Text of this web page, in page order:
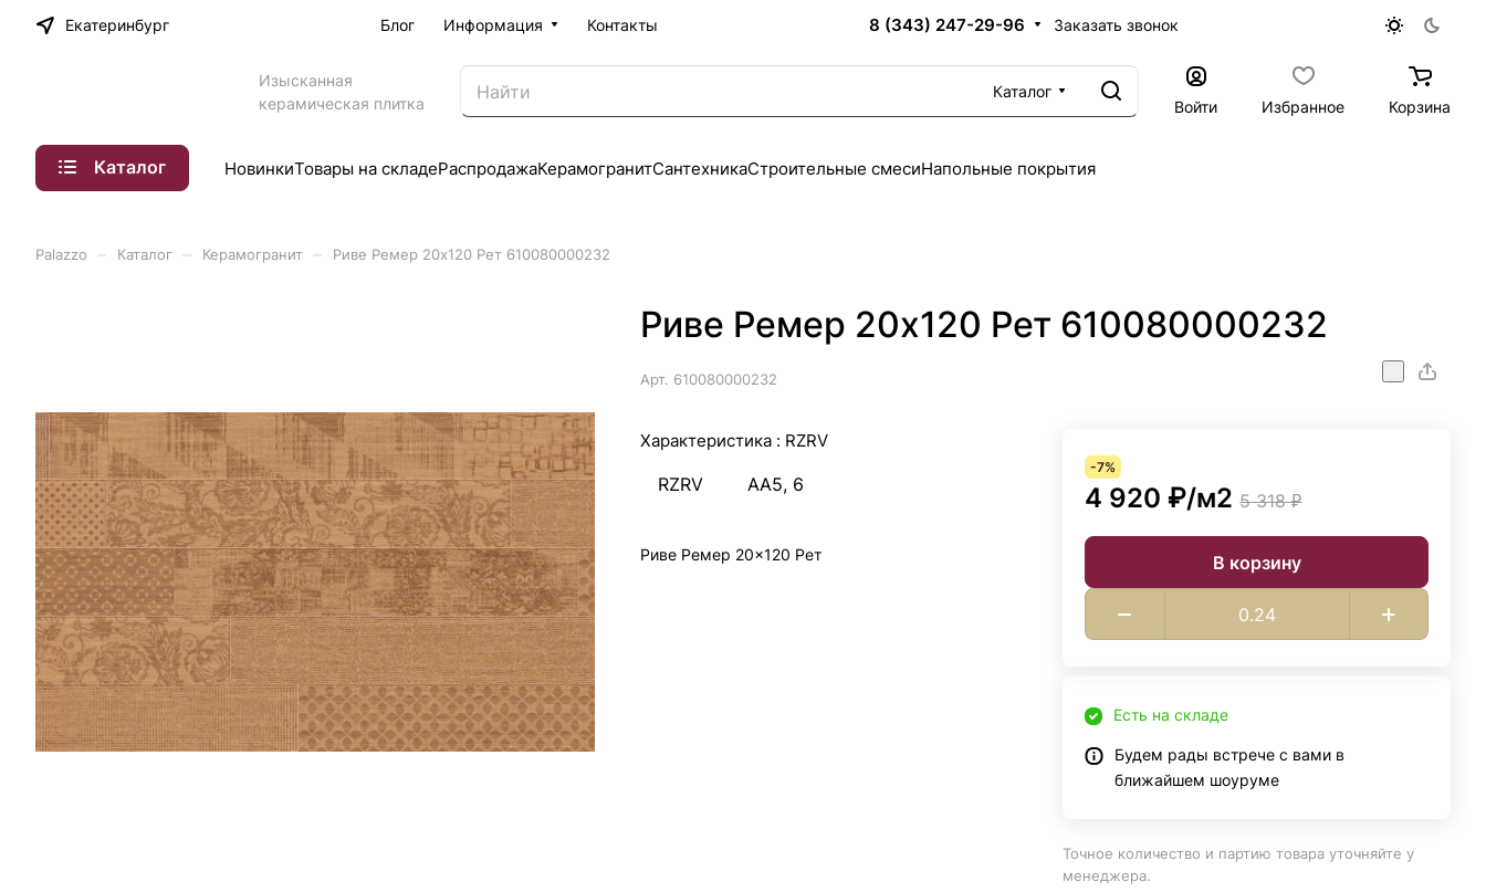
Екатеринбург Блог Информация Контакты 8 (343) 247-29-96 Заказать звонок
Изысканная
керамическая плитка
Каталог
Войти
Избранное Корзина
Каталог НовинкиТовары на складеРаспродажаКерамогранитСантехникаСтроительные смесиНапольные покрытия
Palazzo Каталог Керамогранит Риве Ремер 20x120 Рет 610080000232
Риве Ремер 20x120 Рет 610080000232
Арт. 610080000232
Характеристика : RZRV
RZRV AA5, 6
Риве Ремер 20x120 Рет
-7%
4 920 ₽/м2 5 318 ₽
В корзину
Есть на складе
Будем рады встрече с вами в
ближайшем шоуруме
Точное количество и партию товара уточняйте у
менеджера.